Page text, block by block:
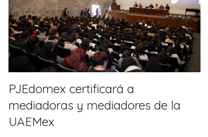
PJEdomex certificará a
mediadoras y mediadores de la
UAEMex